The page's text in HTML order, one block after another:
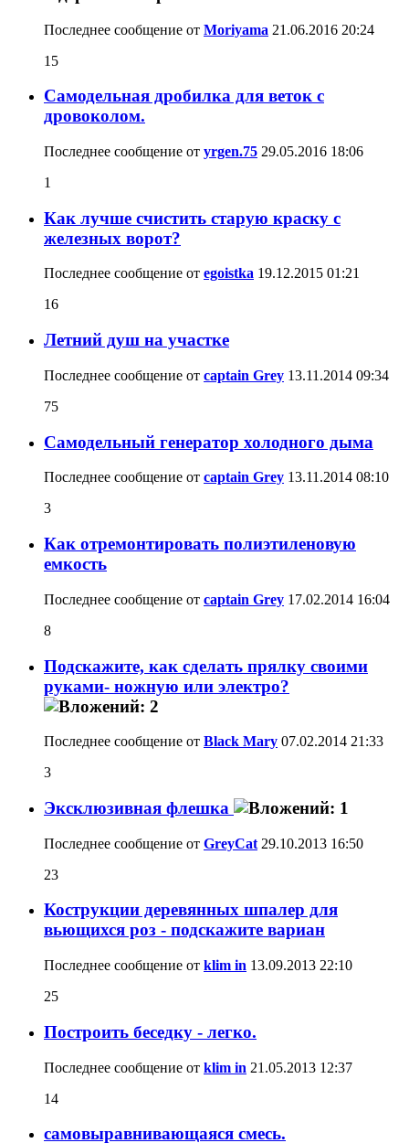
Последнее сообщение от Moriyama 21.06.2016 20:24
15
Самодельная дробилка для веток с
дровоколом.
Последнее сообщение от yrgen.75 29.05.2016 18:06
1
Как лучше счистить старую краску с
железных ворот?
Последнее сообщение от egoistka 19.12.2015 01:21
16
Летний душ на участке
Последнее сообщение от captain Grey 13.11.2014 09:34
75
Самодельный генератор холодного дыма
Последнее сообщение от captain Grey 13.11.2014 08:10
3
Как отремонтировать полиэтиленовую
емкость
Последнее сообщение от captain Grey 17.02.2014 16:04
8
Подскажите, как сделать прялку своими
руками- ножную или электро?
Последнее сообщение от Black Mary 07.02.2014 21:33
3
Эксклюзивная флешка
Последнее сообщение от GreyCat 29.10.2013 16:50
23
Кострукции деревянных шпалер для
вьющихся роз - подскажите вариан
Последнее сообщение от klim in 13.09.2013 22:10
25
Построить беседку - легко.
Последнее сообщение от klim in 21.05.2013 12:37
14
самовыравнивающаяся смесь.